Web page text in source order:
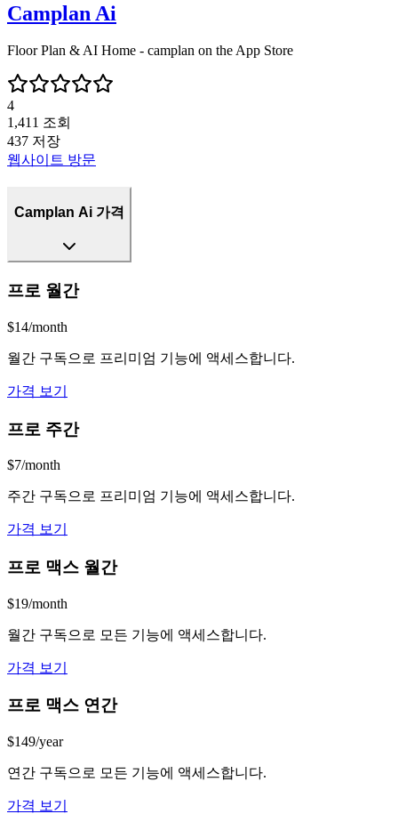
Camplan Ai
Floor Plan & AI Home - camplan on the App Store
4
1,411 조회
437 저장
웹사이트 방문
Camplan Ai 가격
프로 월간
$14/month
월간 구독으로 프리미엄 기능에 액세스합니다.
가격 보기
프로 주간
$7/month
주간 구독으로 프리미엄 기능에 액세스합니다.
가격 보기
프로 맥스 월간
$19/month
월간 구독으로 모든 기능에 액세스합니다.
가격 보기
프로 맥스 연간
$149/year
연간 구독으로 모든 기능에 액세스합니다.
가격 보기